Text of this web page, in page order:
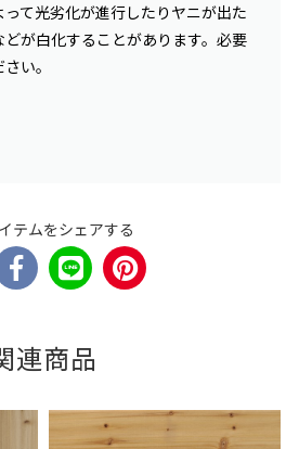
て光劣化が進行したりヤニが出た
が白化することがあります。必要
い。
テムをシェアする
連商品